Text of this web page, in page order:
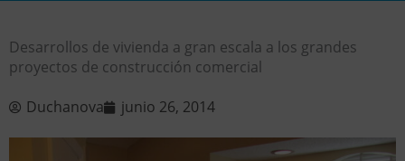
Desarrollos de vivienda a gran escala a los grandes
proyectos de construcción comercial
Duchanova
junio 26, 2014